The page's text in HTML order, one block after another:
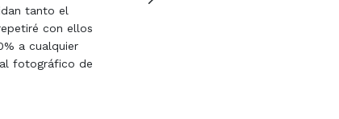
tanto el
con ellos
a cualquier
fotográfico de